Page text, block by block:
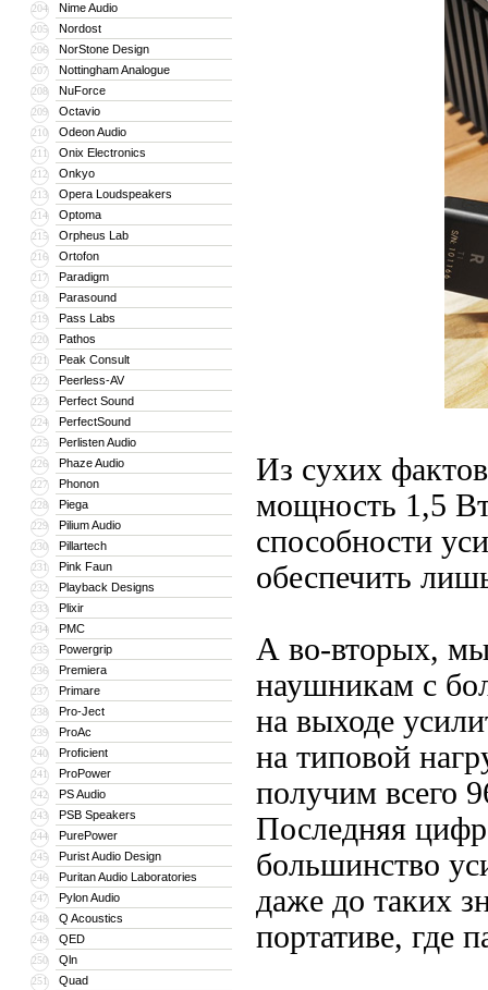
204 Nime Audio
205 Nordost
206 NorStone Design
207 Nottingham Analogue
208 NuForce
209 Octavio
210 Odeon Audio
211 Onix Electronics
212 Onkyo
213 Opera Loudspeakers
214 Optoma
215 Orpheus Lab
216 Ortofon
217 Paradigm
218 Parasound
219 Pass Labs
220 Pathos
221 Peak Consult
222 Peerless-AV
223 Perfect Sound
224 PerfectSound
225 Perlisten Audio
226 Phaze Audio
227 Phonon
228 Piega
229 Pilium Audio
230 Pillartech
231 Pink Faun
232 Playback Designs
233 Plixir
234 PMC
235 Powergrip
236 Premiera
237 Primare
238 Pro-Ject
239 ProAc
240 Proficient
241 ProPower
242 PS Audio
243 PSB Speakers
244 PurePower
245 Purist Audio Design
246 Puritan Audio Laboratories
247 Pylon Audio
248 Q Acoustics
249 QED
250 Qln
251 Quad
Из сухих
мощность 1,5
способности
обеспечить
А во-вторых,
наушникам с
на выходе
на типовой
получим всего
Последняя
большинство
даже до таких
портативе, где